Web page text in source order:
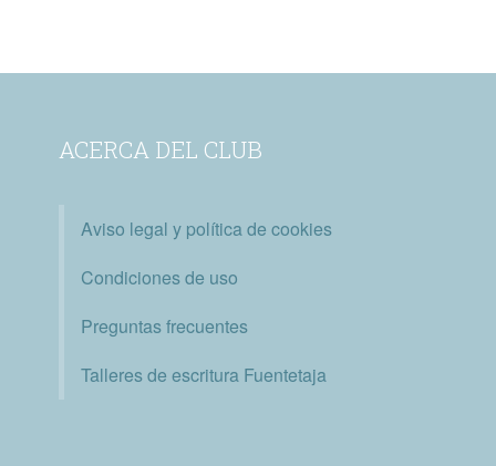
ACERCA DEL CLUB
Aviso legal y política de cookies
Condiciones de uso
Preguntas frecuentes
Talleres de escritura Fuentetaja